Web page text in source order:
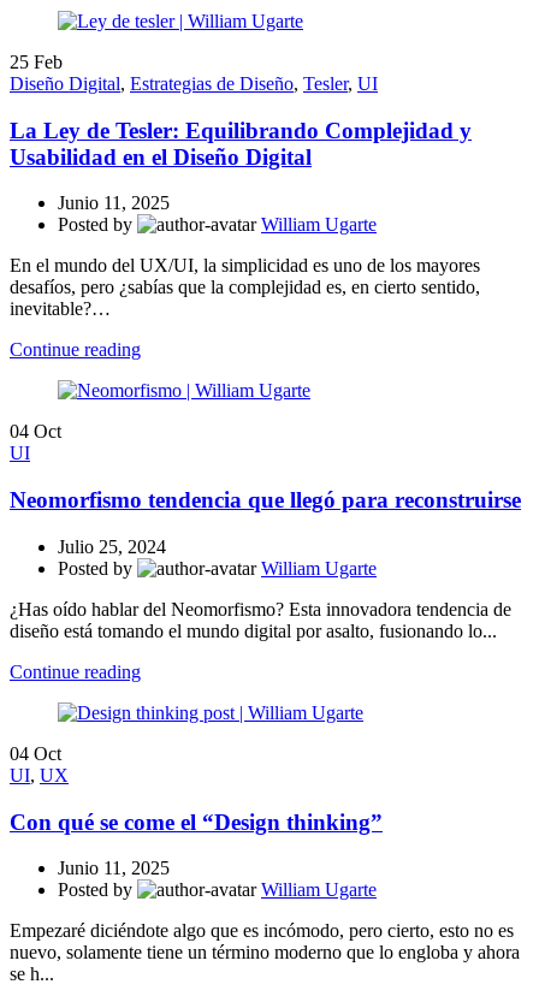
25 Feb
Diseño Digital, Estrategias de Diseño, Tesler, UI
La Ley de Tesler: Equilibrando Complejidad y
Usabilidad en el Diseño Digital
Junio 11, 2025
Posted by
William Ugarte
En el mundo del UX/UI, la simplicidad es uno de los mayores
desafíos, pero ¿sabías que la complejidad es, en cierto sentido,
inevitable?…
Continue reading
04 Oct
UI
Neomorfismo tendencia que llegó para reconstruirse
Julio 25, 2024
Posted by
William Ugarte
¿Has oído hablar del Neomorfismo? Esta innovadora tendencia de
diseño está tomando el mundo digital por asalto, fusionando lo...
Continue reading
04 Oct
UI, UX
Con qué se come el “Design thinking”
Junio 11, 2025
Posted by
William Ugarte
Empezaré diciéndote algo que es incómodo, pero cierto, esto no es
nuevo, solamente tiene un término moderno que lo engloba y ahora
se h...